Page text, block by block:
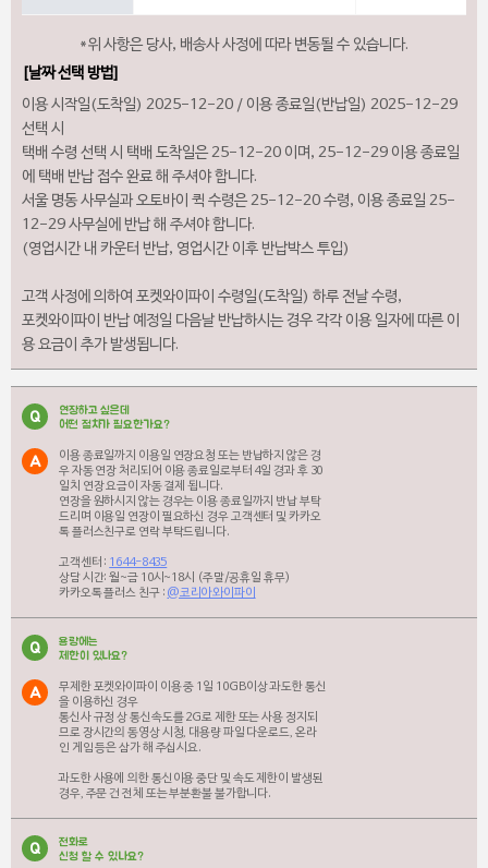
*위 사항은 당사, 배송사 사정에 따라 변동될 수 있습니다.
[날짜 선택 방법]
이용 시작일(도착일) 2025-12-20 / 이용 종료일(반납일) 2025-12-29
선택 시
택배 수령 선택 시 택배 도착일은 25-12-20 이며, 25-12-29 이용 종료일
에 택배 반납 접수 완료 해 주셔야 합니다.
서울 명동 사무실과 오토바이 퀵 수령은 25-12-20 수령, 이용 종료일 25-
12-29 사무실에 반납 해 주셔야 합니다.
(영업시간 내 카운터 반납, 영업시간 이후 반납박스 투입)
고객 사정에 의하여 포켓와이파이 수령일(도착일) 하루 전날 수령,
포켓와이파이 반납 예정일 다음날 반납하시는 경우 각각 이용 일자에 따른 이
용 요금이 추가 발생됩니다.
Q
연장하고 싶은데
어떤 절차가 필요한가요?
A
이용 종료일까지 이용일 연장요청 또는 반납하지 않은 경
우 자동 연장 처리되어 이용 종료일로부터 4일 경과 후 30
일치 연장 요금이 자동 결제 됩니다.
연장을 원하시지 않는 경우는 이용 종료일까지 반납 부탁
드리며 이용일 연장이 필요하신 경우 고객센터 및 카카오
톡 플러스친구로 연락 부탁드립니다.
고객센터 : 1644-8435
상담 시간: 월~금 10시~18시 (주말/공휴일 휴무)
카카오톡 플러스 친구 : @코리아와이파이
Q
용량에는
제한이 있나요?
A
무제한 포켓와이파이 이용 중 1일 10GB이상 과도한 통신
을 이용하신 경우
통신사 규정 상 통신속도를 2G로 제한 또는 사용 정지되
므로 장시간의 동영상 시청, 대용량 파일 다운로드, 온라
인 게임 등은 삼가 해 주십시요.
과도한 사용에 의한 통신이용 중단 및 속도 제한이 발생된
경우, 주문 건 전체 또는 부분환불 불가합니다.
Q
전화로
신청 할 수 있나요?